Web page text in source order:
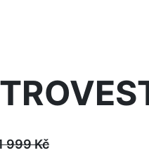
999Kč